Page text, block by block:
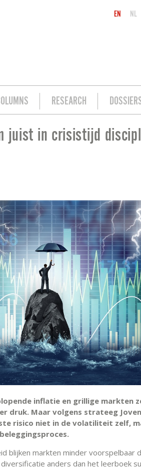
EN NL
RESEARCH
HET VERSCHIL
juist in crisistijd
inflatie en grillige markten
druk. Maar volgens strateeg
risico niet in de volatiliteit zelf,
blijken markten minder voorspelbaar
anders dan het leerboek